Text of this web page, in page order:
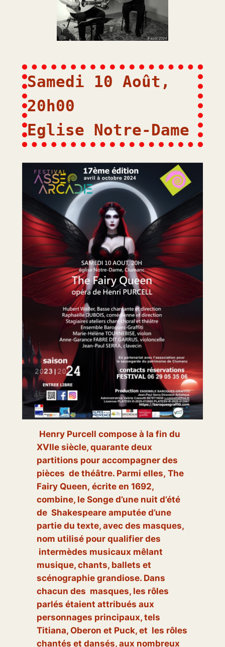
Samedi 10 Août,
20h00
Eglise Notre-Dame
Henry Purcell compose à la fin du
XVIIe siècle, quarante deux
partitions pour accompagner des
pièces de théâtre. Parmi elles, The
Fairy Queen, écrite en 1692,
combine, le Songe d’une nuit d’été
de Shakespeare amputée d’une
partie du texte, avec des masques,
nom utilisé pour qualifier des
intermèdes musicaux mêlant
musique, chants, ballets et
scénographie grandiose. Dans
chacun des masques, les rôles
parlés étaient attribués aux
personnages principaux, tels
Titiana, Oberon et Puck, et les rôles
chantés et dansés, aux nombreux